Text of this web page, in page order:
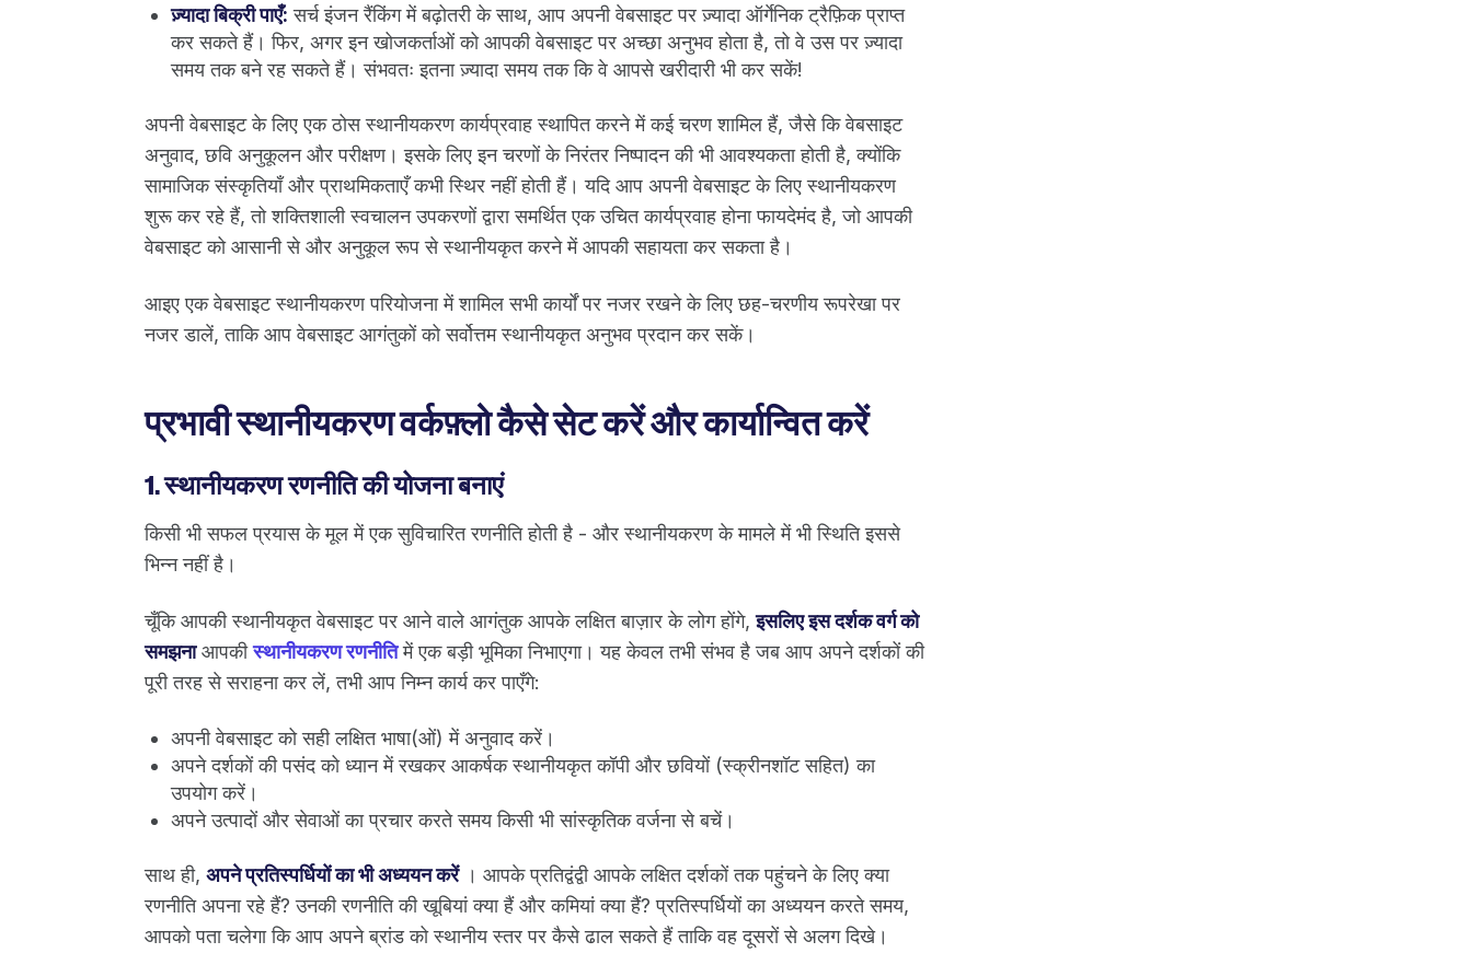
ज़्यादा बिक्री पाएँ: सर्च इंजन रैंकिंग में बढ़ोतरी के साथ, आप अपनी वेबसाइट पर ज़्यादा ऑर्गेनिक ट्रैफ़िक प्राप्त
कर सकते हैं। फिर, अगर इन खोजकर्ताओं को आपकी वेबसाइट पर अच्छा अनुभव होता है, तो वे उस पर ज़्यादा
समय तक बने रह सकते हैं। संभवतः इतना ज़्यादा समय तक कि वे आपसे खरीदारी भी कर सकें!
अपनी वेबसाइट के लिए एक ठोस स्थानीयकरण कार्यप्रवाह स्थापित करने में कई चरण शामिल हैं, जैसे कि वेबसाइट
अनुवाद, छवि अनुकूलन और परीक्षण। इसके लिए इन चरणों के निरंतर निष्पादन की भी आवश्यकता होती है, क्योंकि
सामाजिक संस्कृतियाँ और प्राथमिकताएँ कभी स्थिर नहीं होती हैं। यदि आप अपनी वेबसाइट के लिए स्थानीयकरण
शुरू कर रहे हैं, तो शक्तिशाली स्वचालन उपकरणों द्वारा समर्थित एक उचित कार्यप्रवाह होना फायदेमंद है, जो आपकी
वेबसाइट को आसानी से और अनुकूल रूप से स्थानीयकृत करने में आपकी सहायता कर सकता है।
आइए एक वेबसाइट स्थानीयकरण परियोजना में शामिल सभी कार्यों पर नजर रखने के लिए छह-चरणीय रूपरेखा पर
नजर डालें, ताकि आप वेबसाइट आगंतुकों को सर्वोत्तम स्थानीयकृत अनुभव प्रदान कर सकें।
प्रभावी स्थानीयकरण वर्कफ़्लो कैसे सेट करें और कार्यान्वित करें
1. स्थानीयकरण रणनीति की योजना बनाएं
किसी भी सफल प्रयास के मूल में एक सुविचारित रणनीति होती है - और स्थानीयकरण के मामले में भी स्थिति इससे
भिन्न नहीं है।
चूँकि आपकी स्थानीयकृत वेबसाइट पर आने वाले आगंतुक आपके लक्षित बाज़ार के लोग होंगे,इसलिए इस दर्शक वर्ग को
समझनाआपकीस्थानीयकरण रणनीतिमें एक बड़ी भूमिका निभाएगा। यह केवल तभी संभव है जब आप अपने दर्शकों की
पूरी तरह से सराहना कर लें, तभी आप निम्न कार्य कर पाएँगे:
अपनी वेबसाइट को सही लक्षित भाषा(ओं) में अनुवाद करें।
अपने दर्शकों की पसंद को ध्यान में रखकर आकर्षक स्थानीयकृत कॉपी और छवियों (स्क्रीनशॉट सहित) का
उपयोग करें।
अपने उत्पादों और सेवाओं का प्रचार करते समय किसी भी सांस्कृतिक वर्जना से बचें।
साथ ही, अपने प्रतिस्पर्धियों का भी अध्ययन करें। आपके प्रतिद्वंद्वी आपके लक्षित दर्शकों तक पहुंचने के लिए क्या
रणनीति अपना रहे हैं? उनकी रणनीति की खूबियां क्या हैं और कमियां क्या हैं? प्रतिस्पर्धियों का अध्ययन करते समय,
आपको पता चलेगा कि आप अपने ब्रांड को स्थानीय स्तर पर कैसे ढाल सकते हैं ताकि वह दूसरों से अलग दिखे।